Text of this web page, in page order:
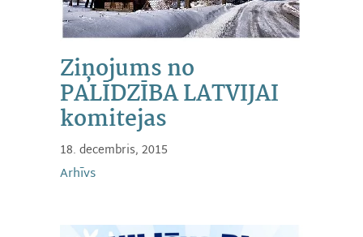
Ziņojums no
PALĪDZĪBA LATVIJAI
komitejas
18. decembris, 2015
Arhīvs